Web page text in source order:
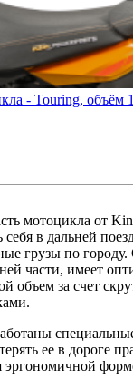
- Touring, объём
мотоцикла от
в дальней
грузы по
части, имеет
объем за счет
ее в дороге
эргономичной